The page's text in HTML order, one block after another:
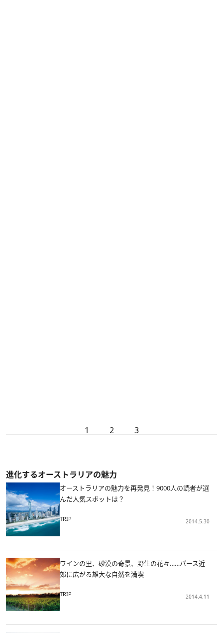
1 2 3
進化するオーストラリアの魅力
オーストラリアの魅力を再発見！9000人の読者が選
んだ人気スポットは？
TRIP 2014.5.30
ワインの里、砂漠の奇景、野生の花々……パース近
郊に広がる雄大な自然を満喫
TRIP 2014.4.11